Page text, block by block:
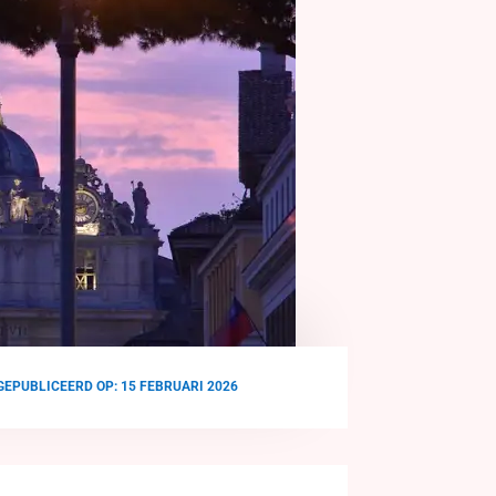
OP: 15 FEBRUARI 2026